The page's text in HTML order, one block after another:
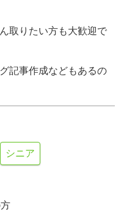
取りたい方も大歓迎で
記事作成などもあるの
シニア